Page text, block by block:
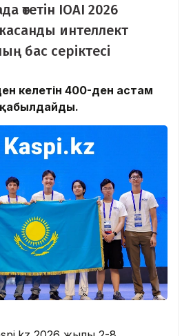
өтетін IOAI 2026
интеллект
бас серіктесі
келетін 400-ден астам